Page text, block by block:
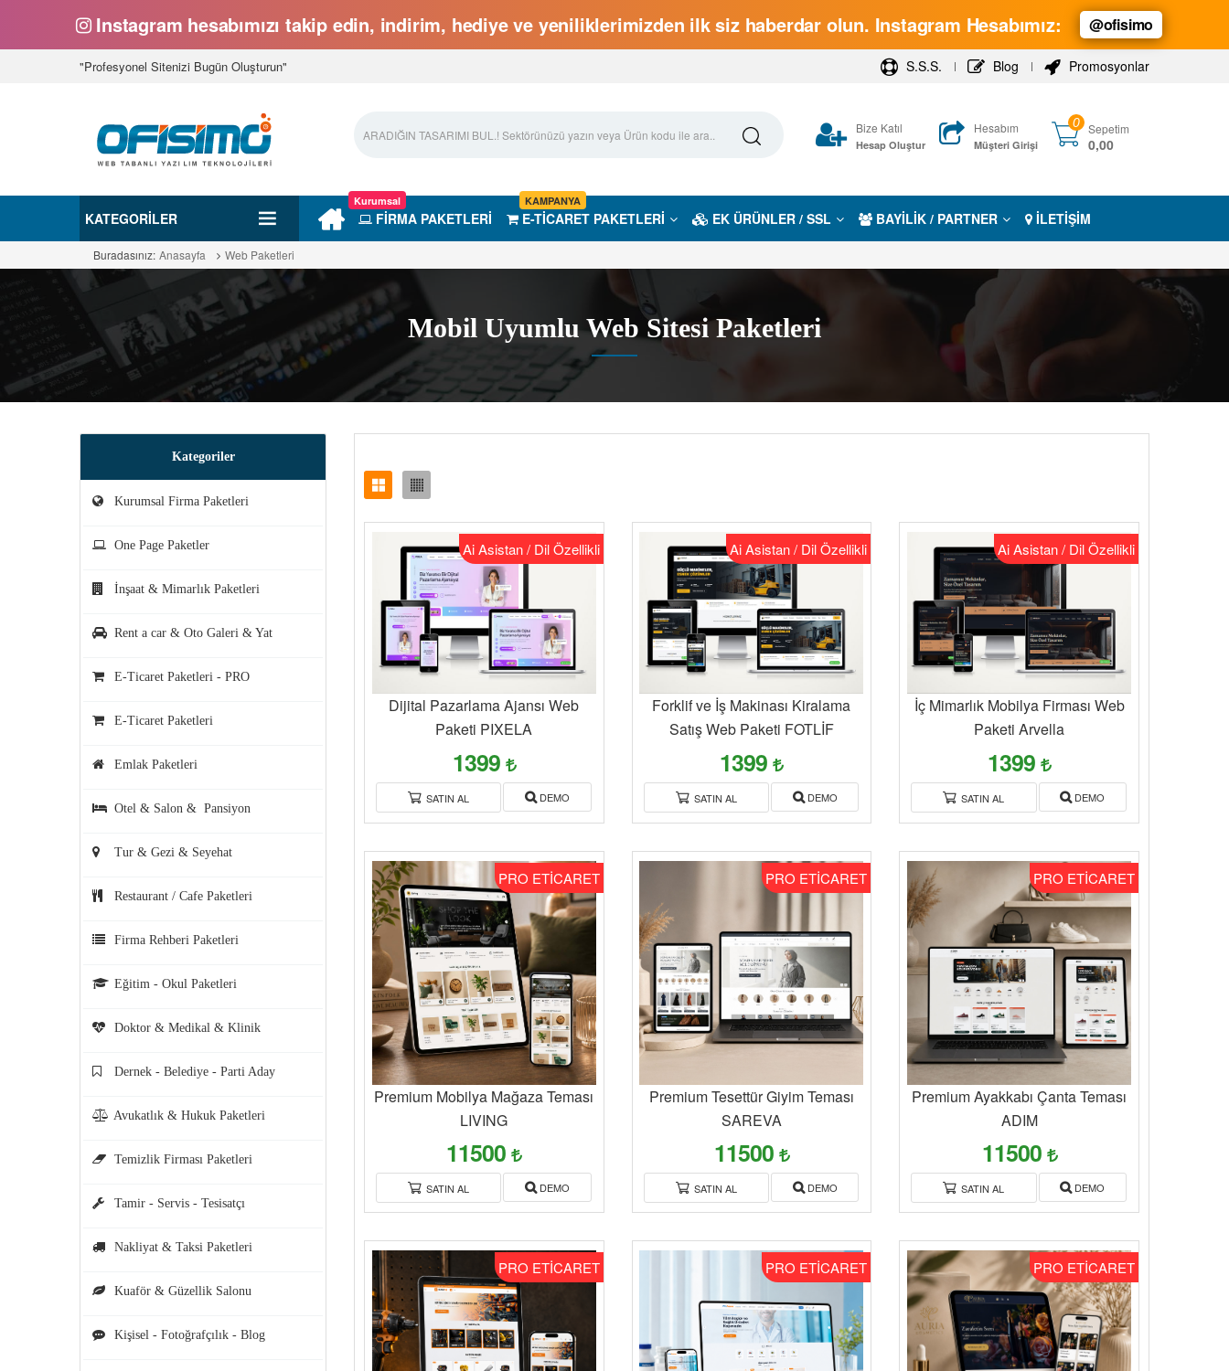
Instagram hesabımızı takip edin, indirim, hediye ve yeniliklerimizden ilk siz haberdar olun. Instagram Hesabımız: @ofisimo
"Profesyonel Sitenizi Bugün Oluşturun" S.S.S. Blog Promosyonlar
Bize Katıl
Hesap Oluştur
Hesabım
Müşteri Girişi
0 Sepetim
0,00
KATEGORILER FİRMA PAKETLERİ
Kurumsal
E-TİCARET PAKETLERİ
KAMPANYA
EK ÜRÜNLER / SSL BAYİLİK / PARTNER İLETİŞİM
Buradasınız: Anasayfa Web Paketleri
Mobil Uyumlu Web Sitesi Paketleri
Kategoriler
Kurumsal Firma Paketleri
One Page Paketler
İnşaat & Mimarlık Paketleri
Rent a car & Oto Galeri & Yat
E-Ticaret Paketleri - PRO
E-Ticaret Paketleri
Emlak Paketleri
Otel & Salon & Pansiyon
Tur & Gezi & Seyehat
Restaurant / Cafe Paketleri
Firma Rehberi Paketleri
Eğitim - Okul Paketleri
Doktor & Medikal & Klinik
Dernek - Belediye - Parti Aday
Avukatlık & Hukuk Paketleri
Temizlik Firması Paketleri
Tamir - Servis - Tesisatçı
Nakliyat & Taksi Paketleri
Kuaför & Güzellik Salonu
Kişisel - Fotoğrafçılık - Blog
Ai Asistan / Dil Özellikli
Dijital Pazarlama Ajansı Web
Paketi PIXELA
1399
SATIN AL DEMO
Ai Asistan / Dil Özellikli
Forklif ve İş Makinası Kiralama
Satış Web Paketi FOTLİF
1399
SATIN AL DEMO
Ai Asistan / Dil Özellikli
İç Mimarlık Mobilya Firması Web
Paketi Arvella
1399
SATIN AL DEMO
PRO ETİCARET
Premium Mobilya Mağaza Teması
LIVING
11500
SATIN AL DEMO
PRO ETİCARET
Premium Tesettür Giyim Teması
SAREVA
11500
SATIN AL DEMO
PRO ETİCARET
Premium Ayakkabı Çanta Teması
ADIM
11500
SATIN AL DEMO
PRO ETİCARET PRO ETİCARET PRO ETİCARET